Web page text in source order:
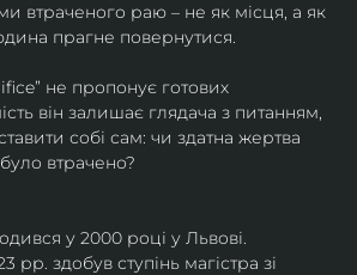
втраченого раю – не як місця, а як
прагне повернутися.
не пропонує готових
він залишає глядача з питанням,
собі сам: чи здатна жертва
втрачено?
у 2000 році у Львові.
рр. здобув ступінь магістра зі